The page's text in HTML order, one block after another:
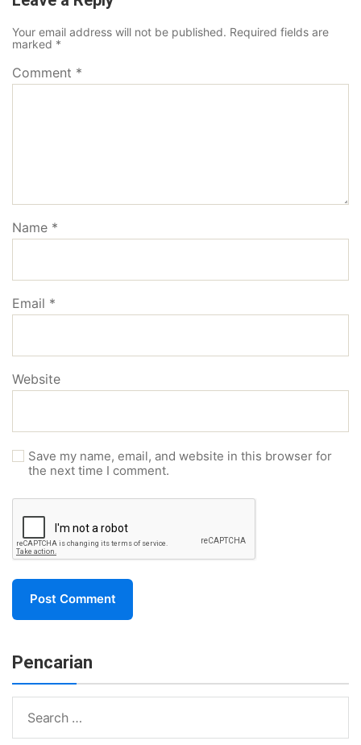
Your email address will not be published. Required fields are
marked *
Comment *
Name *
Email *
Website
Save my name, email, and website in this browser for
the next time I comment.
Pencarian